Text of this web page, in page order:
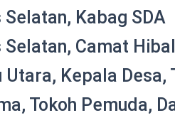
Kabag SDA
Camat
Kepala Desa,
Tokoh Pemuda,